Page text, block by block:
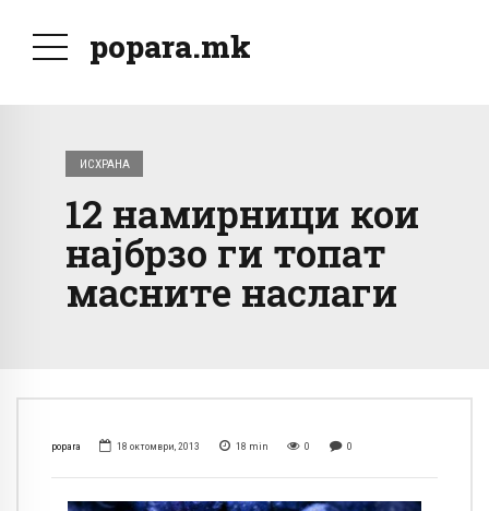
popara.mk
ИСХРАНА
12 намирници кои
најбрзо ги топат
масните наслаги
popara 18 октомври, 2013 18 min 0 0